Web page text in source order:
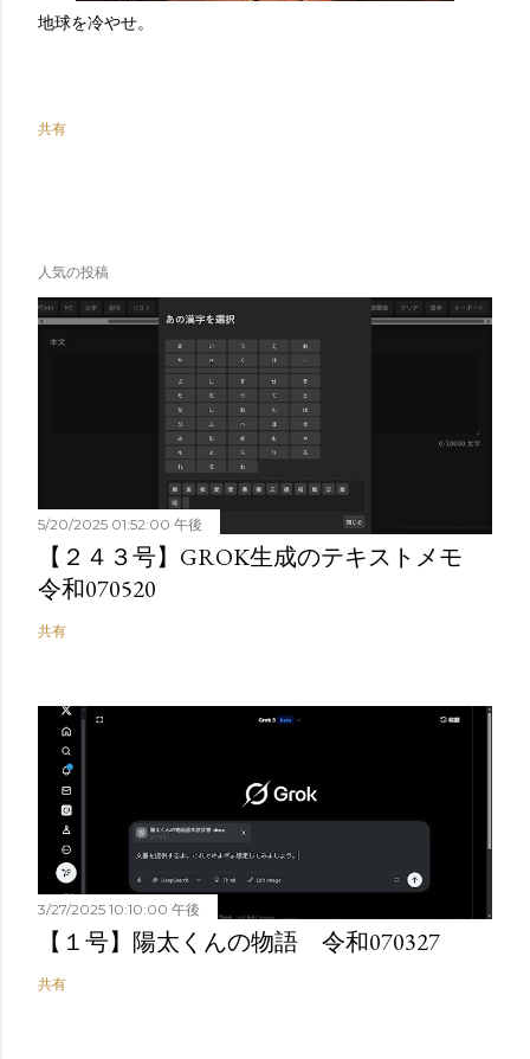
地球を冷やせ。
共有
人気の投稿
5/20/2025 01:52:00 午後
【２４３号】GROK生成のテキストメモ
令和070520
共有
3/27/2025 10:10:00 午後
【１号】陽太くんの物語 令和070327
共有